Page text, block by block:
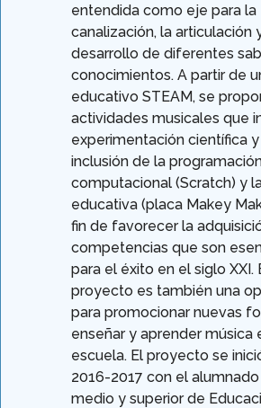
entendida como eje para la
canalización, la articulación
desarrollo de diferentes
conocimientos. A partir de
educativo STEAM, se
actividades musicales que
experimentación científica
inclusión de la
computacional (Scratch) y
educativa (placa Makey
fin de favorecer la
competencias que son
para el éxito en el siglo XXI.
proyecto es también una
para promocionar nuevas
enseñar y aprender música
escuela. El proyecto se
2016-2017 con el
medio y superior de